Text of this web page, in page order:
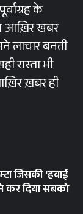
के
आख़िर खबर
लाचार बनती
रास्ता भी
ख़बर ही
जिसकी ‘हवाई
ने कर दिया सबको